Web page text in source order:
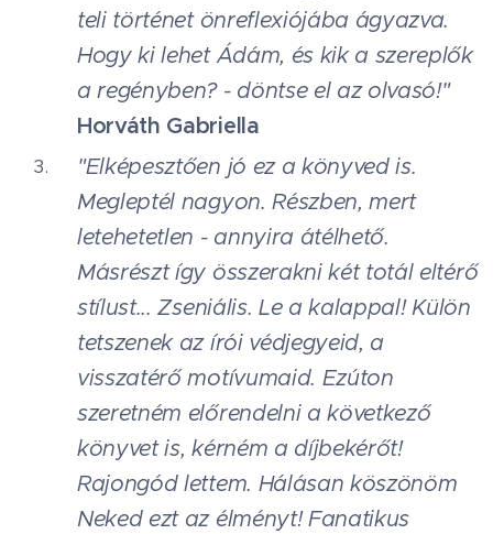
teli történet önreflexiójába ágyazva.
Hogy ki lehet Ádám, és kik a szereplők
a regényben? - döntse el az olvasó!"
Horváth Gabriella
"Elképesztően jó ez a könyved is.
Megleptél nagyon. Részben, mert
letehetetlen - annyira átélhető.
Másrészt így összerakni két totál eltérő
stílust... Zseniális. Le a kalappal! Külön
tetszenek az írói védjegyeid, a
visszatérő motívumaid. Ezúton
szeretném előrendelni a következő
könyvet is, kérném a díjbekérőt!
Rajongód lettem. Hálásan köszönöm
Neked ezt az élményt! Fanatikus